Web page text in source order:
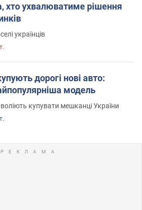
хто ухвалюватиме рішення
українців
дорогі нові авто:
модель
купувати мешканці України